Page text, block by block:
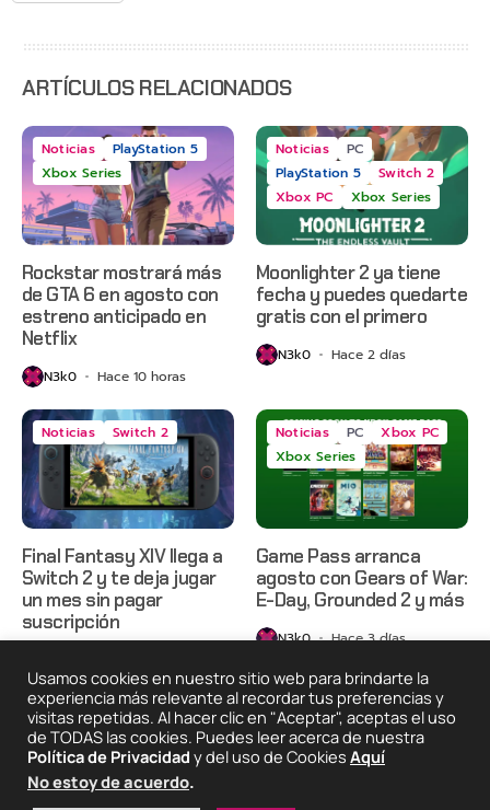
2 y más
ARTÍCULOS RELACIONADOS
Noticias
PlayStation 5
Xbox Series
Rockstar mostrará más
de GTA 6 en agosto con
estreno anticipado en
Netflix
N3k0 Hace 10 horas
Noticias
PC
PlayStation 5
Switch 2
Xbox PC
Xbox Series
Moonlighter 2 ya tiene
fecha y puedes quedarte
gratis con el primero
N3k0 Hace 2 días
Noticias Switch 2
Final Fantasy XIV llega a
Switch 2 y te deja jugar
un mes sin pagar
suscripción
Noticias PC
Xbox PC
Xbox Series
Game Pass arranca
agosto con Gears of War:
E-Day, Grounded 2 y más
N3k0 Hace 3 días
2025 © Degeneraciónx.com | Anime, Games & Nothing
Else
Quiénes
Somos
Condiciones De
Usamos cookies en nuestro sitio web para brindarte la
experiencia más relevante al recordar tus preferencias y
visitas repetidas. Al hacer clic en "Aceptar", aceptas el uso
de TODAS las cookies. Puedes leer acerca de nuestra
Política de Privacidad y del uso de Cookies Aquí
No estoy de acuerdo.